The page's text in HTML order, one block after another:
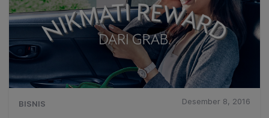
BISNIS Desember 8, 2016